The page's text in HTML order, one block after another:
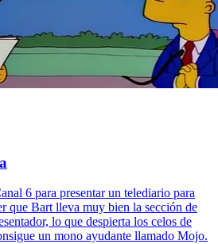
6 para presentar un telediario para
que Bart lleva muy bien la sección de
lo que despierta los celos de
un mono ayudante llamado Mojo.